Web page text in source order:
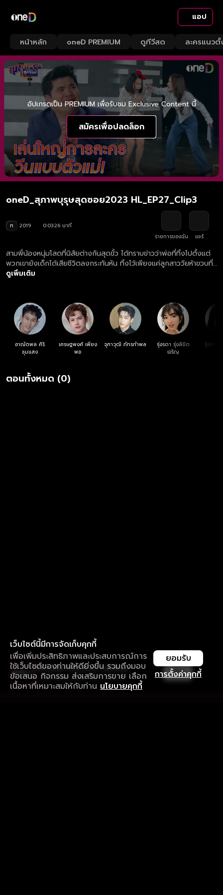
แอป
หน้าหลัก oneD PREMIUM ดูทีวีสด ละครแนวตั้
อัปเกรดเป็น PREMIUM เพื่อรับชม Exclusive Content นี้
สมัครเพื่อปลดล็อก
oneD_สุภาพบุรุษสุดซอย2023 HL_EP27_Clip3
ท 2019
0:03:26 นาที
รายการของฉัน
แชร์
สามพี่น้องหนุ่มโสดที่นิสัยต่างกันสุดขั้ว ได้ทราบข่าวว่าพ่อที่ทิ้งไปตั้งแต่
พวกเขายังเด็กได้เสียชีวิตลงกระทันหัน ทิ้งไว้เพียงแค่ลูกสาววัยห้าขวบที่
เกิดกับภรรยาใหม่ พวกเขาจึงตัดสินใจรับบทคุณพ่อจำเป็น เพื่อไม่ให้น้อง
ดูเพิ่มเติม
อาณัตพล ศิริ
ชุมแสง
เศรษฐพงศ์ เพียง
พอ
จุฑาวุฒิ ภัทรกำพล
รุ่งรดา รุ่งลิขิต
เจริญ
รุ้งลาวั
ตอนทั้งหมด (0)
เว็บไซต์นี้มีการจัดเก็บคุกกี้
เพื่อเพิ่มประสิทธิภาพและประสบการณ์การ
ใช้เว็บไซต์ของท่านให้ดียิ่งขึ้น รวมถึงมอบ
ข้อเสนอ กิจกรรม ส่งเสริมการขาย เลือก
เนื้อหาที่เหมาะสมให้กับท่าน นโยบายคุกกี้
การตั้งค่าคุกกี้
ยอมรับ
ใช้งานแอป ลื่นไหลกว่า ไม่มีสะดุด
ดาวน์โหลดแอปเพื่อการรับชมที่ดีกว่า เปิด